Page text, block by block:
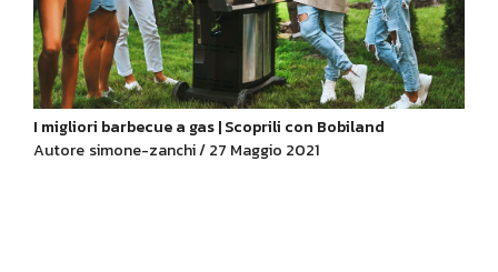
I migliori barbecue a gas | Scoprili con Bobiland
Autore simone-zanchi / 27 Maggio 2021